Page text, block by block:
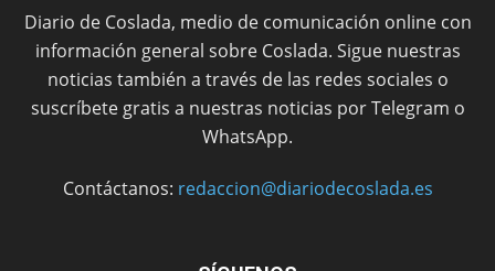
Diario de Coslada, medio de comunicación online con
información general sobre Coslada. Sigue nuestras
noticias también a través de las redes sociales o
suscríbete gratis a nuestras noticias por Telegram o
WhatsApp.
Contáctanos: redaccion@diariodecoslada.es